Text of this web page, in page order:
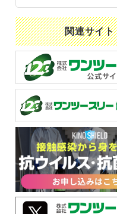
関連サイト